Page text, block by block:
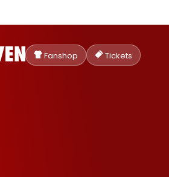
Fanshop Tickets